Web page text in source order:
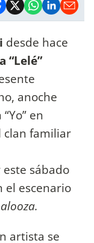
desde hace
“Lelé”
anoche
en
clan familiar
este sábado
el escenario
artista se